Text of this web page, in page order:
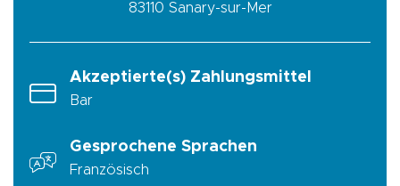
83110 Sanary-sur-Mer
Akzeptierte(s) Zahlungsmittel
Bar
Gesprochene Sprachen
Französisch